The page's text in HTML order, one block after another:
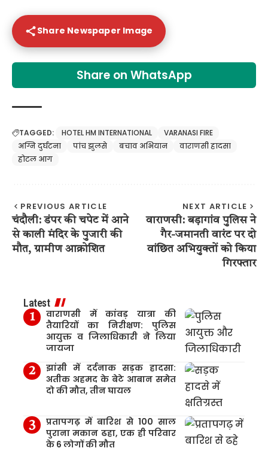
Share Newspaper Image
Share on WhatsApp
TAGGED: HOTEL HM INTERNATIONAL
VARANASI FIRE
अग्नि दुर्घटना
पांच झुलसे बचाव अभियान
वाराणसी हादसा
होटल आग
PREVIOUS ARTICLE
चंदौली: डंपर की चपेट में आने
से काली मंदिर के पुजारी की
मौत, ग्रामीण आक्रोशित
NEXT ARTICLE
वाराणसी: बड़ागांव पुलिस ने
गैर-जमानती वारंट पर दो
वांछित अभियुक्तों को किया
गिरफ्तार
Latest
वाराणसी में कांवड़ यात्रा की
तैयारियों का निरीक्षण: पुलिस
आयुक्त व जिलाधिकारी ने लिया
जायजा
झांसी में दर्दनाक सड़क हादसा:
अतीक अहमद के बेटे आबान समेत
दो की मौत, तीन घायल
प्रतापगढ़ में बारिश से 100 साल
पुराना मकान ढहा, एक ही परिवार
के 6 लोगों की मौत